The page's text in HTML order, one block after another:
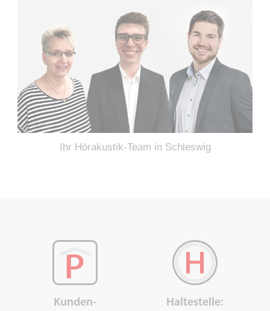
Ihr Hörakustik-Team in Schleswig
Kunden-
Haltestelle: